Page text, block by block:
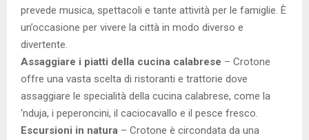
prevede musica, spettacoli e tante attività per le famiglie. È
un’occasione per vivere la città in modo diverso e
divertente.
Assaggiare i piatti della cucina calabrese – Crotone
offre una vasta scelta di ristoranti e trattorie dove
assaggiare le specialità della cucina calabrese, come la
‘nduja, i peperoncini, il caciocavallo e il pesce fresco.
Escursioni in natura – Crotone è circondata da una